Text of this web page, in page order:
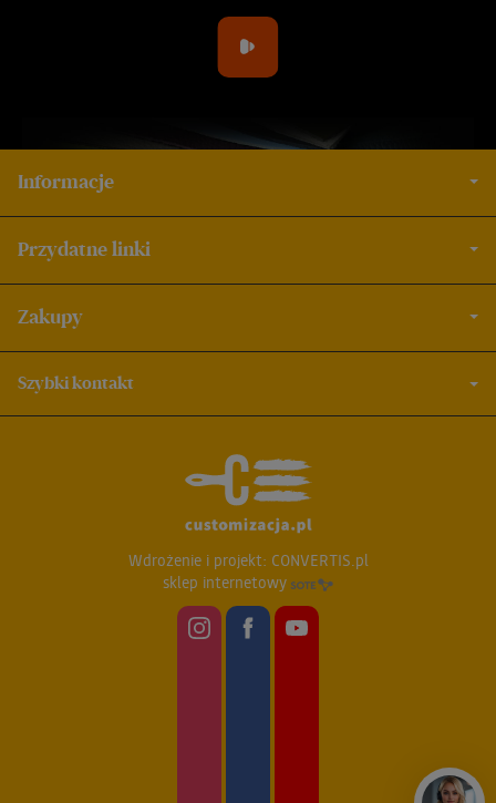
Informacje
Przydatne linki
Zakupy
Szybki kontakt
Wdrożenie i projekt: CONVERTIS.pl
sklep internetowy